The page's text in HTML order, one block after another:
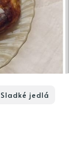
Sladké jedlá